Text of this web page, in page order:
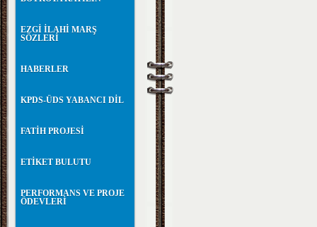
EZGİ İLAHİ MARŞ
SÖZLERİ
HABERLER
KPDS-ÜDS YABANCI DİL
FATİH PROJESİ
ETİKET BULUTU
PERFORMANS VE PROJE
ÖDEVLERİ